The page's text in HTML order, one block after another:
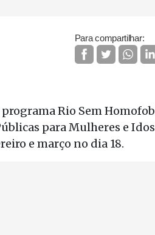
Para compartilhar:
Rio Sem
para Mulheres e
e março no dia 18.